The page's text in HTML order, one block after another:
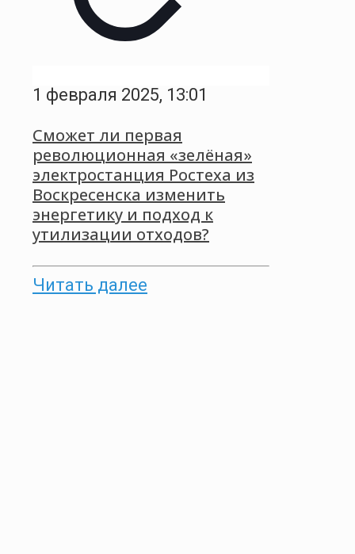
1 февраля 2025, 13:01
Сможет ли первая
революционная «зелёная»
электростанция Ростеха из
Воскресенска изменить
энергетику и подход к
утилизации отходов?
Читать далее